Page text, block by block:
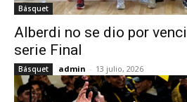
Básquet
Alberdi no se dio por
serie Final
Básquet admin - 13 julio, 2026